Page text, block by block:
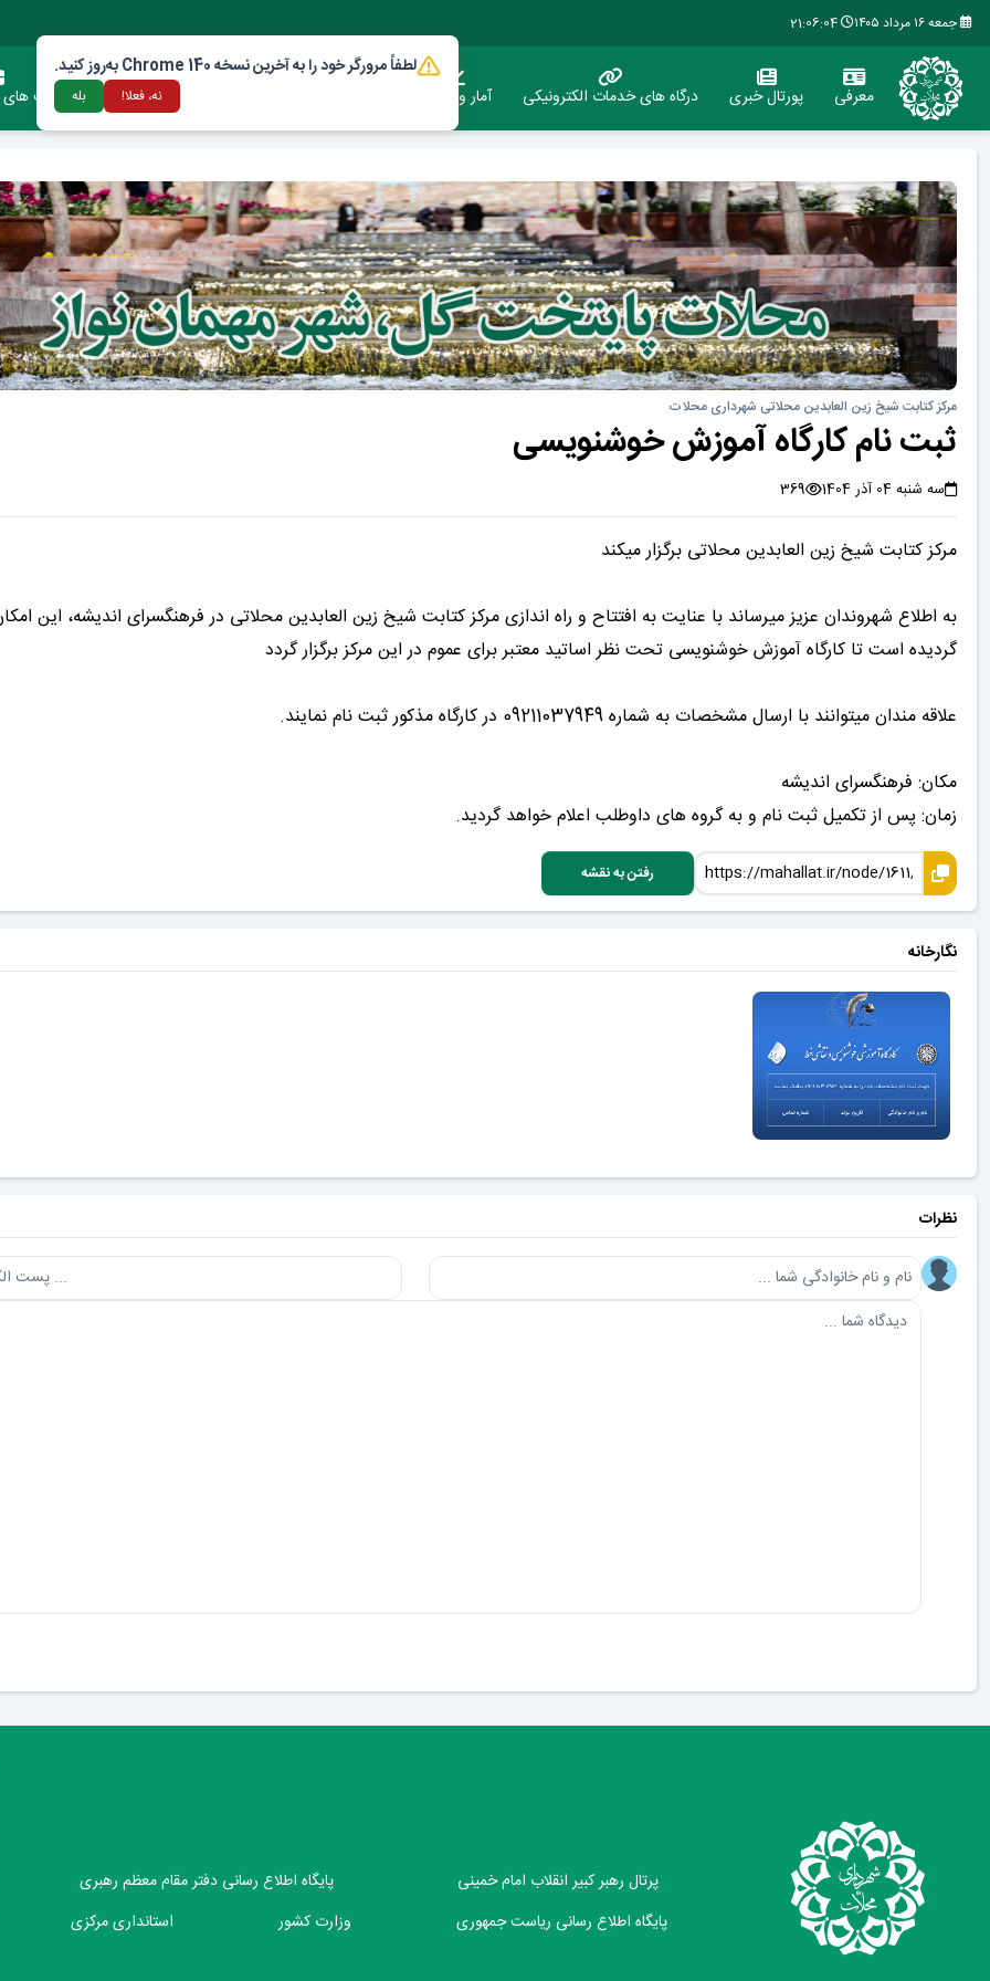
جمعه ۱۶ مرداد ۱۴۰۵ 21:06:05
معرفی پورتال خبری درگاه های خدمات الکترونیکی آمار وعملکرد ارتباط با شهرداری فرصت های
مرکز کتابت شیخ زین العابدین محلاتی شهرداری محلات
ثبت نام کارگاه آموزش خوشنویسی
سه شنبه 04 آذر 1404 369
مرکز کتابت شیخ زین العابدین محلاتی برگزار میکند
به اطلاع شهروندان عزیز میرساند با عنایت به افتتاح و راه اندازی مرکز کتابت شیخ زین العابدین محلاتی در فرهنگسرای اندیشه، این
گردیده است تا کارگاه آموزش خوشنویسی تحت نظر اساتید معتبر برای عموم در این مرکز برگزار گردد
علاقه مندان میتوانند با ارسال مشخصات به شماره 09211037949 در کارگاه مذکور ثبت نام نمایند.
مکان: فرهنگسرای اندیشه
زمان: پس از تکمیل ثبت نام و به گروه های داوطلب اعلام خواهد گردید.
رفتن به نقشه
نگارخانه
نظرات
پرتال رهبر کبیر انقلاب امام خمینی
پایگاه اطلاع رسانی دفتر مقام معظم رهبری
پایگاه اطلاع رسانی ریاست جمهوری
وزارت کشور استانداری مرکزی
لطفاً مرورگر خود را به آخرین نسخه Chrome 140 به‌روز کنید.
نه، فعلا! بله